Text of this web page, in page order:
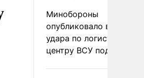
Минобороны
опубликовало видео
удара по
центру ВСУ под Киевом